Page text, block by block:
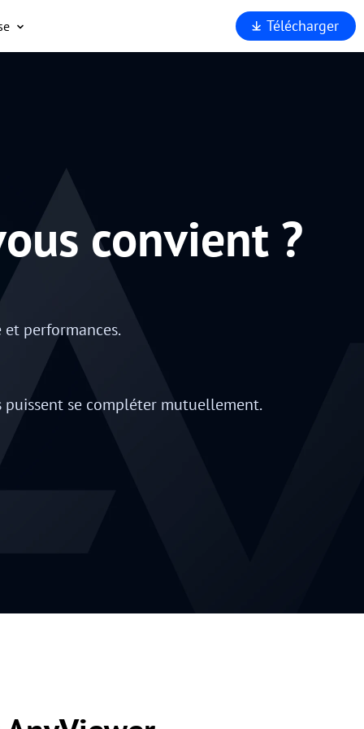
Télécharger
convient ?
performances.
se compléter mutuellement.